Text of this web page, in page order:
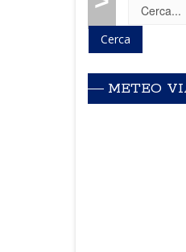
METEO